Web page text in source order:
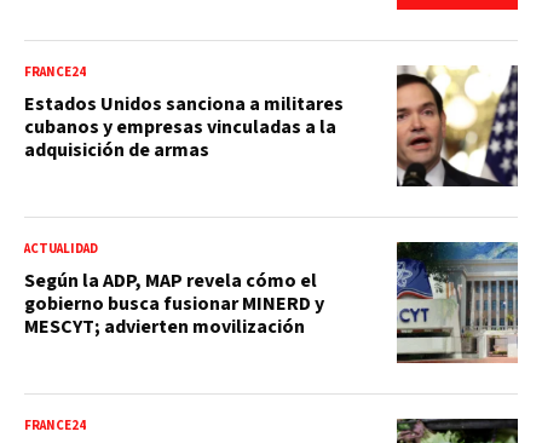
FRANCE24
Estados Unidos sanciona a militares
cubanos y empresas vinculadas a la
adquisición de armas
ACTUALIDAD
Según la ADP, MAP revela cómo el
gobierno busca fusionar MINERD y
MESCYT; advierten movilización
FRANCE24